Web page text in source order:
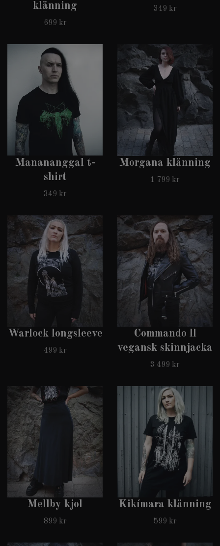
klänning
699 kr
349 kr
Manananggal t-
shirt
349 kr
Morgana klänning
1 799 kr
Warlock longsleeve
499 kr
Commando ll
vegansk skinnjacka
3 499 kr
Mellby kjol
899 kr
Kikímara klänning
599 kr